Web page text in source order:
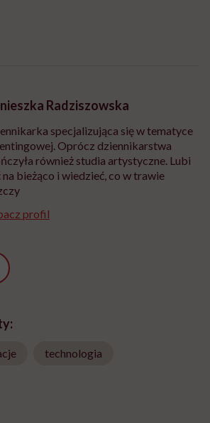
Radziszowska
specjalizująca się w tematyce
Oprócz dziennikarstwa
również studia artystyczne. Lubi
na bieżąco i wiedzieć, co w trawie
profil
technologia